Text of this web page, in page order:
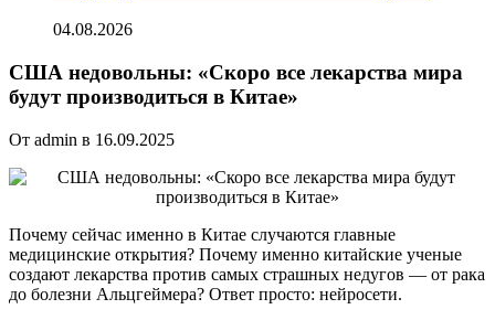
04.08.2026
США недовольны: «Скоро все лекарства мира
будут производиться в Китае»
От admin в 16.09.2025
Почему сейчас именно в Китае случаются главные
медицинские открытия? Почему именно китайские ученые
создают лекарства против самых страшных недугов — от рака
до болезни Альцгеймера? Ответ просто: нейросети.